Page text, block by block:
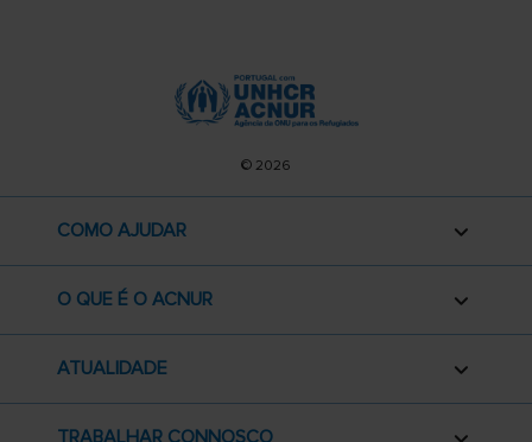
© 2026
COMO AJUDAR
O QUE É O ACNUR
ATUALIDADE